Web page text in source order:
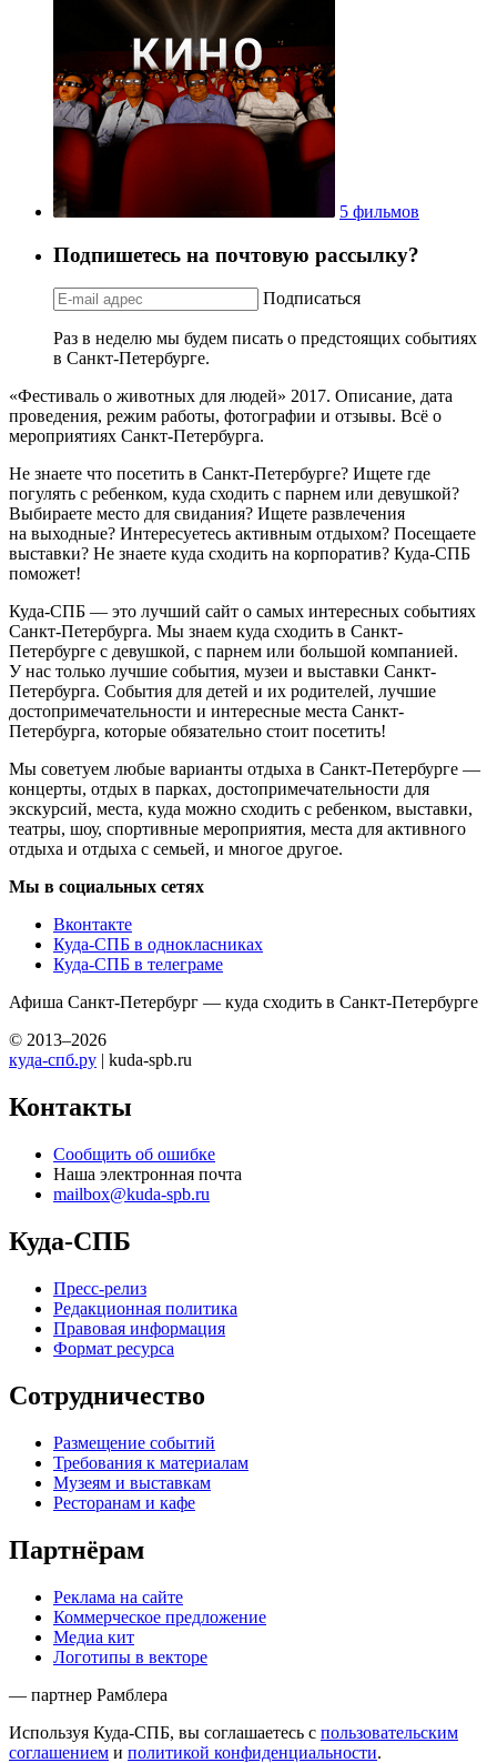
5 фильмов
Подпишетесь на почтовую рассылку?
Подписаться
Раз в неделю мы будем писать о предстоящих событиях
в Санкт-Петербурге.
«Фестиваль о животных для людей» 2017. Описание, дата
проведения, режим работы, фотографии и отзывы. Всё о
мероприятиях Санкт-Петербурга.
Не знаете что посетить в Санкт-Петербурге? Ищете где
погулять с ребенком, куда сходить с парнем или девушкой?
Выбираете место для свидания? Ищете развлечения
на выходные? Интересуетесь активным отдыхом? Посещаете
выставки? Не знаете куда сходить на корпоратив? Куда-СПБ
поможет!
Куда-СПБ — это лучший сайт о самых интересных событиях
Санкт-Петербурга. Мы знаем куда сходить в Санкт-
Петербурге с девушкой, с парнем или большой компанией.
У нас только лучшие события, музеи и выставки Санкт-
Петербурга. События для детей и их родителей, лучшие
достопримечательности и интересные места Санкт-
Петербурга, которые обязательно стоит посетить!
Мы советуем любые варианты отдыха в Санкт-Петербурге —
концерты, отдых в парках, достопримечательности для
экскурсий, места, куда можно сходить с ребенком, выставки,
театры, шоу, спортивные мероприятия, места для активного
отдыха и отдыха с семьей, и многое другое.
Мы в социальных сетях
Вконтакте
Куда-СПБ в однокласниках
Куда-СПБ в телеграме
Афиша Санкт-Петербург — куда сходить в Санкт-Петербурге
© 2013–2026
куда-спб.ру | kuda-spb.ru
Контакты
Сообщить об ошибке
Наша электронная почта
mailbox@kuda-spb.ru
Куда-СПБ
Пресс-релиз
Редакционная политика
Правовая информация
Формат ресурса
Сотрудничество
Размещение событий
Требования к материалам
Музеям и выставкам
Ресторанам и кафе
Партнёрам
Реклама на сайте
Коммерческое предложение
Медиа кит
Логотипы в векторе
— партнер Рамблера
Используя Куда-СПБ, вы соглашаетесь с пользовательским
соглашением и политикой конфиденциальности.